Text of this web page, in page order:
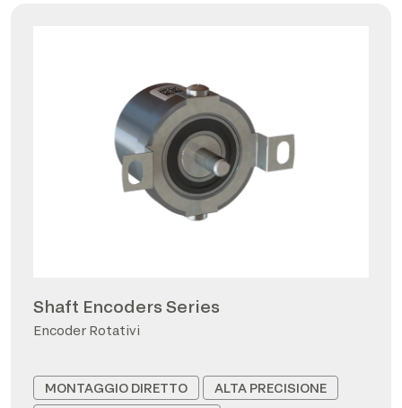
Shaft Encoders Series
Encoder Rotativi
MONTAGGIO DIRETTO
ALTA PRECISIONE